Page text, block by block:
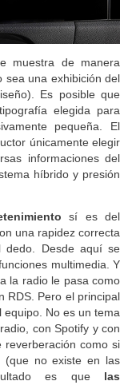
muestra de manera
sea una exhibición del
Es posible que
elegida para
pequeña. El
únicamente elegir
informaciones del
híbrido y presión
sí es del
una rapidez correcta
dedo. Desde aquí se
multimedia. Y
la radio le pasa como
RDS. Pero el principal
No es un tema
con Spotify y con
como si
(que no existe en las
es que las